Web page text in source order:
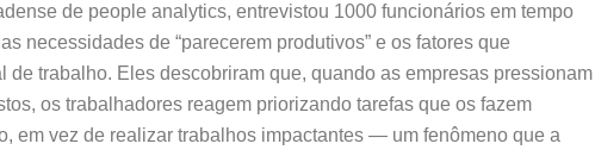
de people analytics, entrevistou 1000 funcionários em tempo
necessidades de “parecerem produtivos” e os fatores que
trabalho. Eles descobriram que, quando as empresas pressionam
os trabalhadores reagem priorizando tarefas que os fazem
em vez de realizar trabalhos impactantes — um fenômeno que a